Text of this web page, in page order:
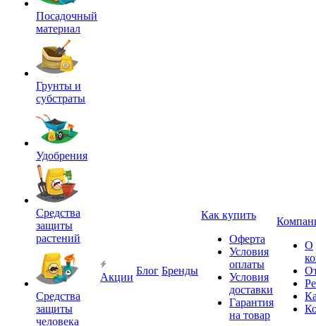
Посадочный
материал
Грунты и
субстраты
Удобрения
Средства
защиты
растений
Средства
защиты
человека
Акции
Блог Бренды
Как купить
Оферта
Условия
оплаты
Условия
доставки
Гарантия
на товар
О